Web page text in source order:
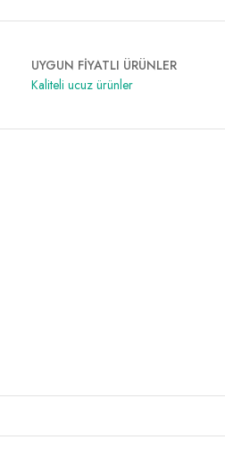
UYGUN FİYATLI ÜRÜNLER
Kaliteli ucuz ürünler